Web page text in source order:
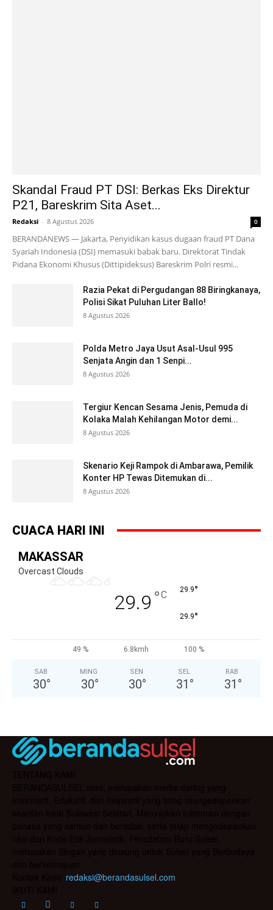
Skandal Fraud PT DSI: Berkas Eks Direktur
P21, Bareskrim Sita Aset...
Redaksi - 8 Agustus 2026 0
BERANDANEWS — Jakarta, Penyidikan kasus dugaan fraud PT Dana
Syariah Indonesia (DSI) memasuki babak baru. Direktorat Tindak
Pidana Ekonomi Khusus (Dittipideksus) Bareskrim Polri resmi...
Razia Pekat di Pergudangan 88 Biringkanaya,
Polisi Sikat Puluhan Liter Ballo!
8 Agustus 2026
Polda Metro Jaya Usut Asal-Usul 995
Senjata Angin dan 1 Senpi...
8 Agustus 2026
Tergiur Kencan Sesama Jenis, Pemuda di
Kolaka Malah Kehilangan Motor demi...
8 Agustus 2026
Skenario Keji Rampok di Ambarawa, Pemilik
Konter HP Tewas Ditemukan di...
8 Agustus 2026
CUACA HARI INI
MAKASSAR
Overcast Clouds
29.9 °C 29.9°
29.9°
49 % 6.8kmh 100 %
SAB
30°
MING
30°
SEN
30°
SEL
31 °
RAB
31 °
redaksi@berandasulsel.com